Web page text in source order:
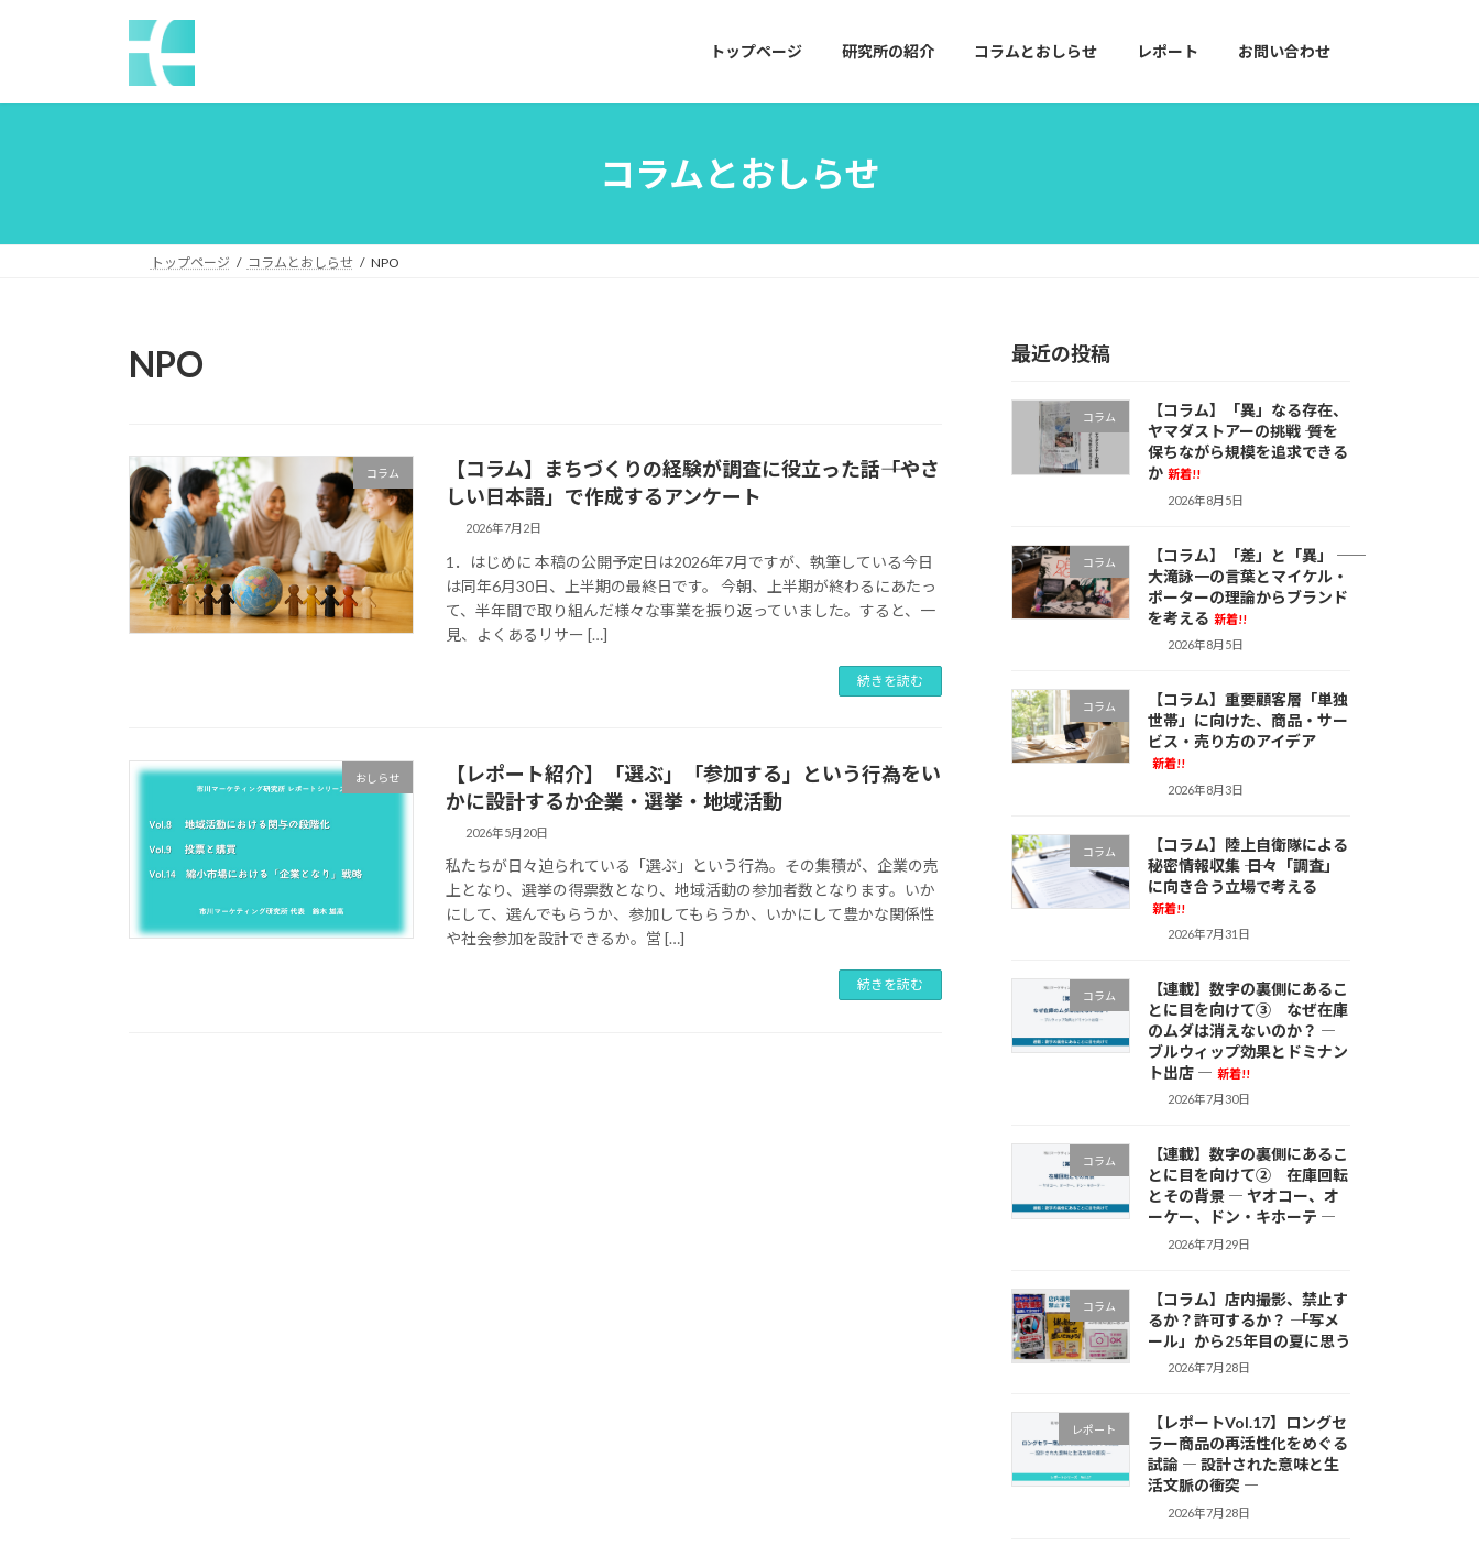
プ
動
トップページ 研究所の紹介 コラムとおしらせ レポート お問い合わせ
コラムとおしらせ
トップページ コラムとおしらせ NPO
NPO
コラム
【コラム】まちづくりの経験が調査に役立った話――「やさ
しい日本語」で作成するアンケート
2026年7月2日
1．はじめに 本稿の公開予定日は2026年7月ですが、執筆している今日
は同年6月30日、上半期の最終日です。 今朝、上半期が終わるにあたっ
て、半年間で取り組んだ様々な事業を振り返っていました。すると、一
見、よくあるリサー […]
続きを読む
おしらせ
【レポート紹介】「選ぶ」「参加する」という行為をい
かに設計するか――企業・選挙・地域活動
2026年5月20日
私たちが日々迫られている「選ぶ」という行為。その集積が、企業の売
上となり、選挙の得票数となり、地域活動の参加者数となります。いか
にして、選んでもらうか、参加してもらうか、いかにして豊かな関係性
や社会参加を設計できるか。営 […]
続きを読む
最近の投稿
コラム
【コラム】「異」なる存在、
ヤマダストアーの挑戦 ―― 質を
保ちながら規模を追求できる
か 新着!!
2026年8月5日
コラム
【コラム】「差」と「異」 ――
大滝詠一の言葉とマイケル・
ポーターの理論からブランド
を考える 新着!!
2026年8月5日
コラム
【コラム】重要顧客層「単独
世帯」に向けた、商品・サー
ビス・売り方のアイデア
新着!!
2026年8月3日
コラム
【コラム】陸上自衛隊による
秘密情報収集 ―― 日々「調査」
に向き合う立場で考える
新着!!
2026年7月31日
コラム
【連載】数字の裏側にあるこ
とに目を向けて③ なぜ在庫
のムダは消えないのか？ ―
ブルウィップ効果とドミナン
ト出店 ― 新着!!
2026年7月30日
コラム
【連載】数字の裏側にあるこ
とに目を向けて② 在庫回転
とその背景 ― ヤオコー、オ
ーケー、ドン・キホーテ ―
2026年7月29日
コラム
【コラム】店内撮影、禁止す
るか？許可するか？ ―― 「写メ
ール」から25年目の夏に思う
2026年7月28日
レポート
【レポートVol.17】ロングセ
ラー商品の再活性化をめぐる
試論 ― 設計された意味と生
活文脈の衝突 ―
2026年7月28日